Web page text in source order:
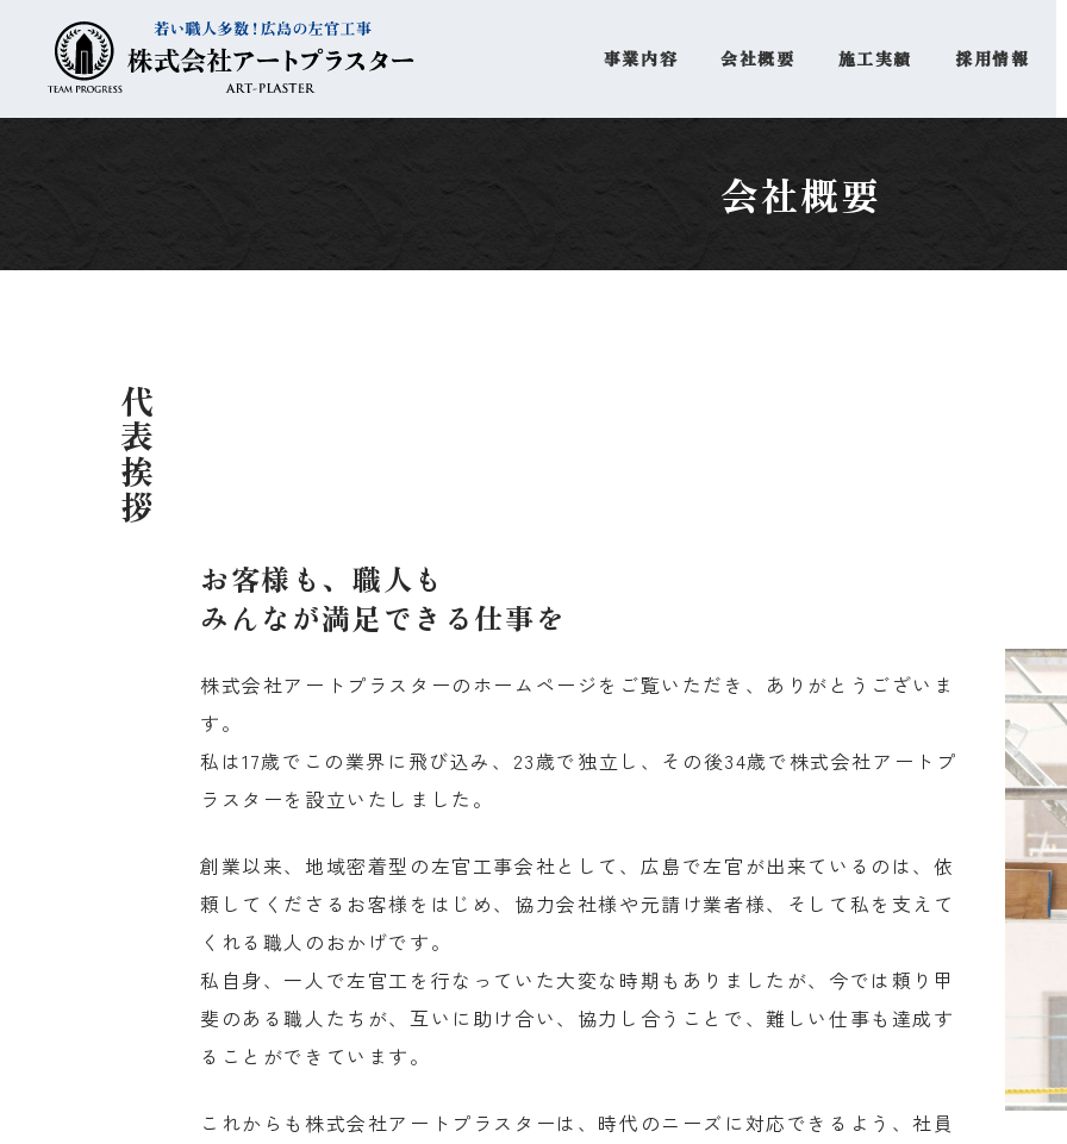
ツ
プ
シ
動
事業内容 会社概要 施工実績 採用情報
会社概要
代表挨拶
お客様も、職人も
みんなが満足できる仕事を
株式会社アートプラスターのホームページをご覧いただき、ありがとうございま
す。
私は17歳でこの業界に飛び込み、23歳で独立し、その後34歳で株式会社アートプ
ラスターを設立いたしました。
創業以来、地域密着型の左官工事会社として、広島で左官が出来ているのは、依
頼してくださるお客様をはじめ、協力会社様や元請け業者様、そして私を支えて
くれる職人のおかげです。
私自身、一人で左官工を行なっていた大変な時期もありましたが、今では頼り甲
斐のある職人たちが、互いに助け合い、協力し合うことで、難しい仕事も達成す
ることができています。
これからも株式会社アートプラスターは、時代のニーズに対応できるよう、社員